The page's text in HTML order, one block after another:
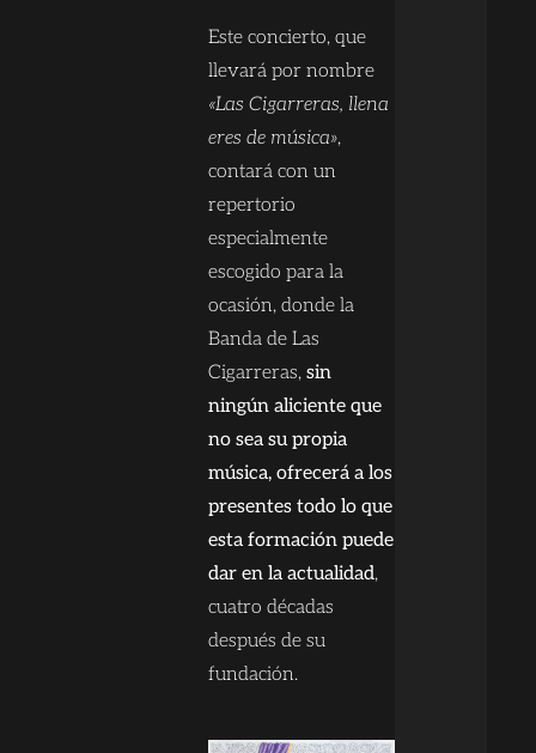
Este concierto, que
llevará por nombre
«Las Cigarreras, llena
eres de música»,
contará con un
repertorio
especialmente
escogido para la
ocasión, donde la
Banda de Las
Cigarreras, sin
ningún aliciente que
no sea su propia
música, ofrecerá a los
presentes todo lo que
esta formación puede
dar en la actualidad,
cuatro décadas
después de su
fundación.